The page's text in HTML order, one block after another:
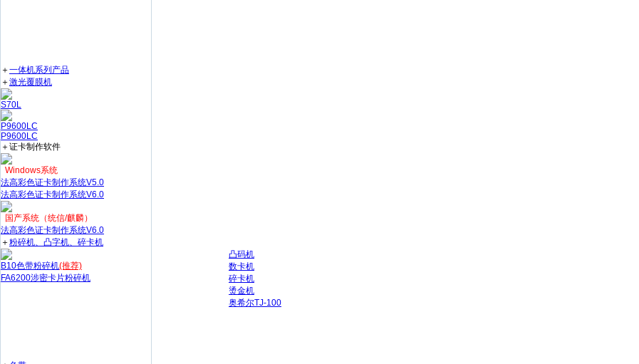
＋一体机系列产品
＋激光覆膜机
S70L
P9600LC
P9600LC
＋证卡制作软件
Windows系统
法高彩色证卡制作系统V5.0
法高彩色证卡制作系统V6.0
国产系统（统信/麒麟）
法高彩色证卡制作系统V6.0
＋粉碎机、凸字机、碎卡机
B10色带粉碎机(推荐)
FA6200涉密卡片粉碎机
凸码机
数卡机
碎卡机
烫金机
奥希尔TJ-100